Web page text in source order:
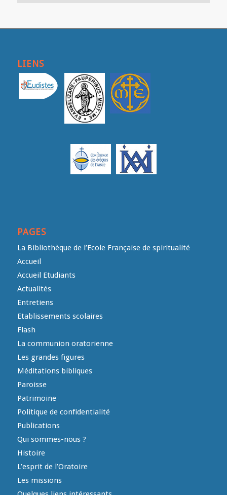
LIENS
PAGES
La Bibliothèque de l’Ecole Française de spiritualité
Accueil
Accueil Etudiants
Actualités
Entretiens
Etablissements scolaires
Flash
La communion oratorienne
Les grandes figures
Méditations bibliques
Paroisse
Patrimoine
Politique de confidentialité
Publications
Qui sommes-nous ?
Histoire
L’esprit de l’Oratoire
Les missions